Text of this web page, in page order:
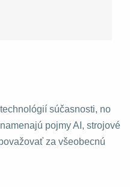
súčasnosti, no
pojmy AI, strojové
za všeobecnú